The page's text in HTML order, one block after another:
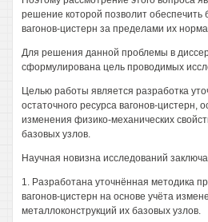
решение которой позволит обеспечить
вагонов-цистерн за пределами их
Для решения данной проблемы в
сформулирована цель проводимых
Целью работы является разработка
остаточного ресурса вагонов-цистерн,
изменения физико-механических
базовых узлов.
Научная новизна исследований
1. Разработана уточнённая методика
вагонов-цистерн на основе учёта
металлоконструкций их базовых узлов.